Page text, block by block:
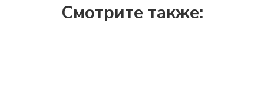
Смотрите также: